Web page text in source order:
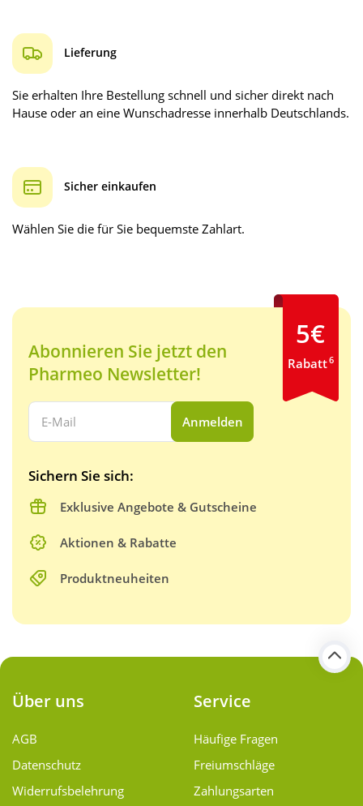
Lieferung
Sie erhalten Ihre Bestellung schnell und sicher direkt nach
Hause oder an eine Wunschadresse innerhalb Deutschlands.
Sicher einkaufen
Wählen Sie die für Sie bequemste Zahlart.
Abonnieren Sie jetzt den
Pharmeo Newsletter!
Ihre E-Mail Adresse:
Anmelden
Sichern Sie sich:
Exklusive Angebote & Gutscheine
Aktionen & Rabatte
Produktneuheiten
5€
Rabatt6
Über uns
AGB
Datenschutz
Widerrufsbelehrung
Service
Häufige Fragen
Freiumschläge
Zahlungsarten